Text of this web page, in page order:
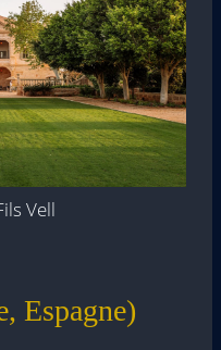
Vell
Espagne)